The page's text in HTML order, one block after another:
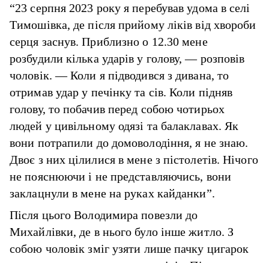
“23 серпня 2023 року я перебував удома в селі
Тимошівка, де після прийому ліків від хвороби
серця заснув. Приблизно о 12.30 мене
розбудили кілька ударів у голову, — розповів
чоловік. — Коли я підводився з дивана, то
отримав удар у печінку та сів. Коли підняв
голову, то побачив перед собою чотирьох
людей у ​​цивільному одязі та балаклавах. Як
вони потрапили до домоволодіння, я не знаю.
Двоє з них цілилися в мене з пістолетів. Нічого
не пояснюючи і не представляючись, вони
заклацнули в мене на руках кайданки”.
Після цього Володимира повезли до
Михайлівки, де в нього було інше житло. З
собою чоловік зміг узяти лише пачку цигарок